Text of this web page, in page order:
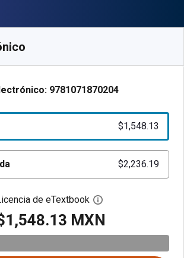
9781071870204
$1,548.13
$2,236.19
de eTextbook Abre el cuadro de
MXN